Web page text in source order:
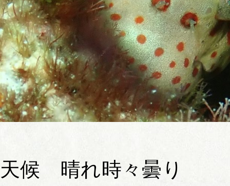
天候 晴れ時々曇り